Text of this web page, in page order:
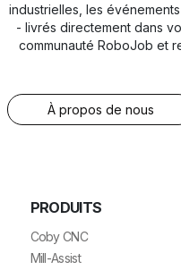
industrielles, les
- livrés directement dans
communauté RoboJob et
À propos de nous
PRODUITS
Coby CNC
Mill-Assist